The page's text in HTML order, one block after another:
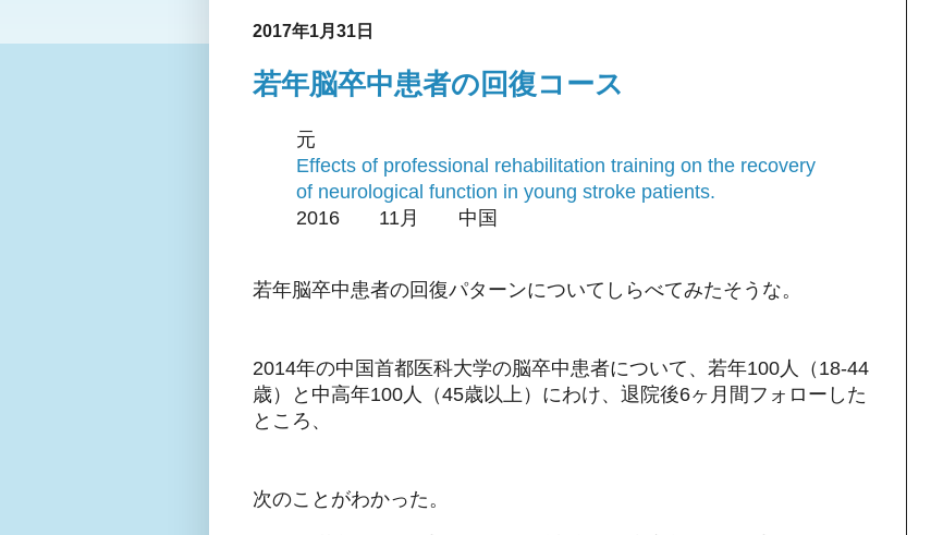
2017年1月31日
若年脳卒中患者の回復コース
元
Effects of professional rehabilitation training on the recovery
of neurological function in young stroke patients.
2016 11月 中国
若年脳卒中患者の回復パターンについてしらべてみたそうな。
2014年の中国首都医科大学の脳卒中患者について、若年100人（18-44
歳）と中高年100人（45歳以上）にわけ、退院後6ヶ月間フォローした
ところ、
次のことがわかった。